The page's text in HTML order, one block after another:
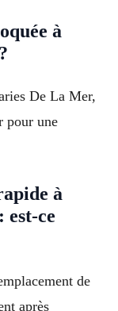
à
De La Mer,
pour une
à
est-ce
de
après